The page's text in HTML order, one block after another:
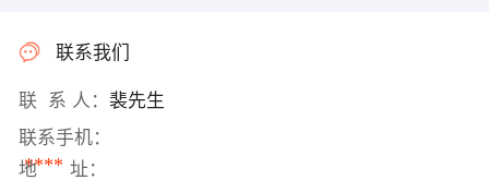
联系我们
联 系 人： 裴先生
联系手机：
****
地 址：